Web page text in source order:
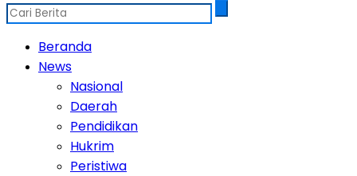
Beranda
News
Nasional
Daerah
Pendidikan
Hukrim
Peristiwa